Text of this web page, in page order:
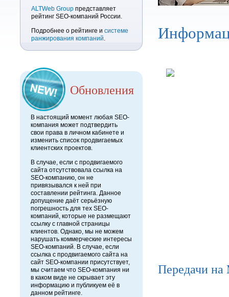
ALTWeb Group представляет
рейтинг SEO-компаний России.
Подробнее о рейтинге и системе
ранжирования компаний.
Обновления
В настоящий момент любая SEO-
компания может подтвердить
свои права в личном кабинете и
изменить список продвигаемых
клиентских проектов.
В случае, если с продвигаемого
сайта отсутствовала ссылка на
SEO-компанию, он не
привязывался к ней при
составлении рейтинга. Данное
допущение даёт серьёзную
погрешность для тех SEO-
компаний, которые не размещают
ссылку с главной страницы
клиентов. Однако, мы не можем
нарушать коммерческие интересы
SEO-компаний. В случае, если
ссылка с продвигаемого сайта на
сайт SEO-компании присутствует,
мы считаем что SEO-компания ни
в каком виде не скрывает эту
информацию и публикуем её в
данном рейтинге.
Передачи на